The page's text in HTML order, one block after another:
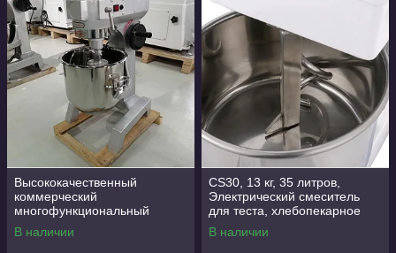
Высококачественный
коммерческий
многофункциональный
кухонный планетарный тесто
смеситель 30 л
В наличии
CS30, 13 кг, 35 литров,
Электрический смеситель
для теста, хлебопекарное
оборудование, смеситель
для замешивания
В наличии